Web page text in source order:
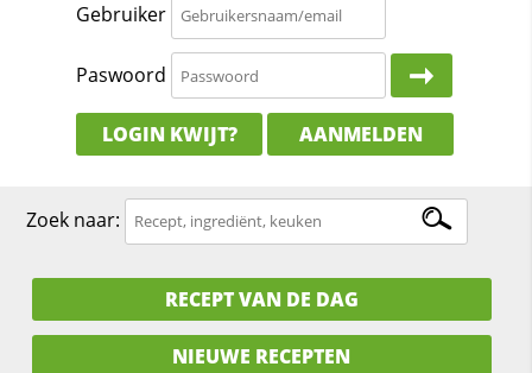
Gebruiker
Paswoord
LOGIN KWIJT? AANMELDEN
Zoek naar:
RECEPT VAN DE DAG
NIEUWE RECEPTEN